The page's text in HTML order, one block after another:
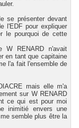
se présenter devant
l'EDF pour expliquer
le pourquoi de cette
W RENARD n'avait
en tant que capitaine
l'a fait l'ensemble de
mais elle m'a
sur W RENARD
ce qui est pour moi
inimitié envers une
semble plus être la